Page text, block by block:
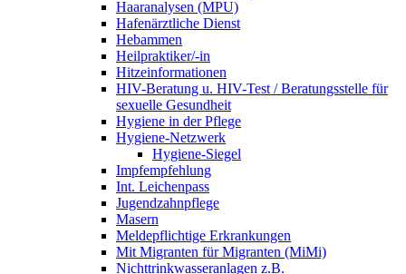
Haaranalysen (MPU)
Hafenärztliche Dienst
Hebammen
Heilpraktiker/-in
Hitzeinformationen
HIV-Beratung u. HIV-Test / Beratungsstelle für
sexuelle Gesundheit
Hygiene in der Pflege
Hygiene-Netzwerk
Hygiene-Siegel
Impfempfehlung
Int. Leichenpass
Jugendzahnpflege
Masern
Meldepflichtige Erkrankungen
Mit Migranten für Migranten (MiMi)
Nichttrinkwasseranlagen z.B.